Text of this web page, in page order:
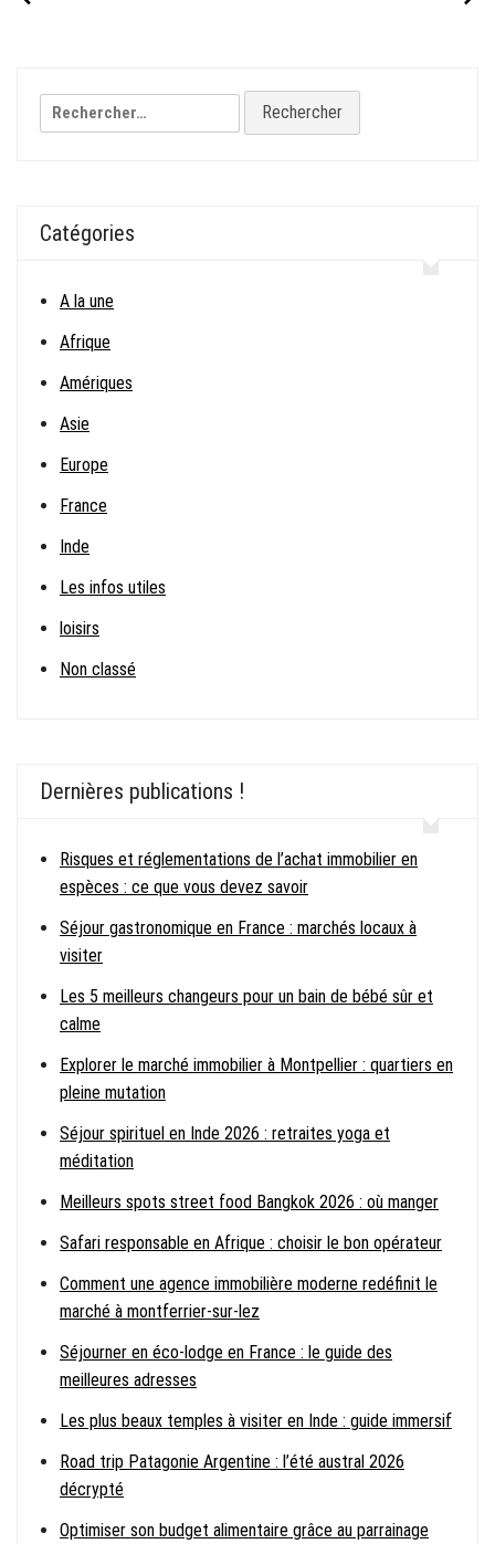
Rechercher :
Catégories
A la une
Afrique
Amériques
Asie
Europe
France
Inde
Les infos utiles
loisirs
Non classé
Dernières publications !
Risques et réglementations de l’achat immobilier en
espèces : ce que vous devez savoir
Séjour gastronomique en France : marchés locaux à
visiter
Les 5 meilleurs changeurs pour un bain de bébé sûr et
calme
Explorer le marché immobilier à Montpellier : quartiers en
pleine mutation
Séjour spirituel en Inde 2026 : retraites yoga et
méditation
Meilleurs spots street food Bangkok 2026 : où manger
Safari responsable en Afrique : choisir le bon opérateur
Comment une agence immobilière moderne redéfinit le
marché à montferrier-sur-lez
Séjourner en éco-lodge en France : le guide des
meilleures adresses
Les plus beaux temples à visiter en Inde : guide immersif
Road trip Patagonie Argentine : l’été austral 2026
décrypté
Optimiser son budget alimentaire grâce au parrainage